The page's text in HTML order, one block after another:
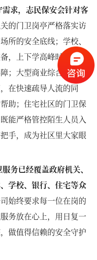
求，志民保安会针对客
的门卫岗亭严格落实访
所的安全底线；学校、
，上下学高峰时段增设
；大型商业综合体的出
在快速疏导人流的同
助；住宅社区的门卫保
能严格管控陌生人员入
手，成为社区里大家眼
务已经覆盖政府机关、
学校、银行、住宅等众
始终要求每一位在岗的
务放在心上，用日复一
做值得信赖的安全守护